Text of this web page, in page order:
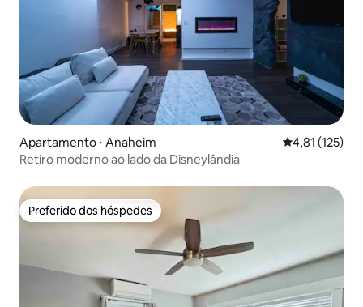
Apartamento ⋅ Anaheim 4,81 de uma
4,81 (125)
Retiro moderno ao lado da Disneylândia
Preferido dos hóspedes
Preferido dos hóspedes